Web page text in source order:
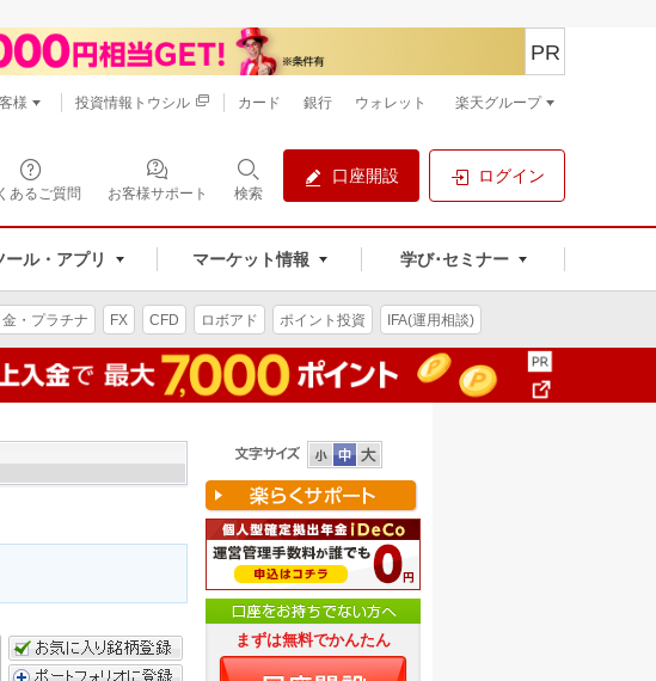
あるご質問 お客様サポート 検索
口座開設 ログイン
ール・アプリ マーケット情報 学び･セミナー
PR
様 投資情報トウシル カード 銀行 ウォレット 楽天グループ
金・プラチナ FX CFD ロボアド ポイント投資 IFA(運用相談)
まずは無料でかんたん